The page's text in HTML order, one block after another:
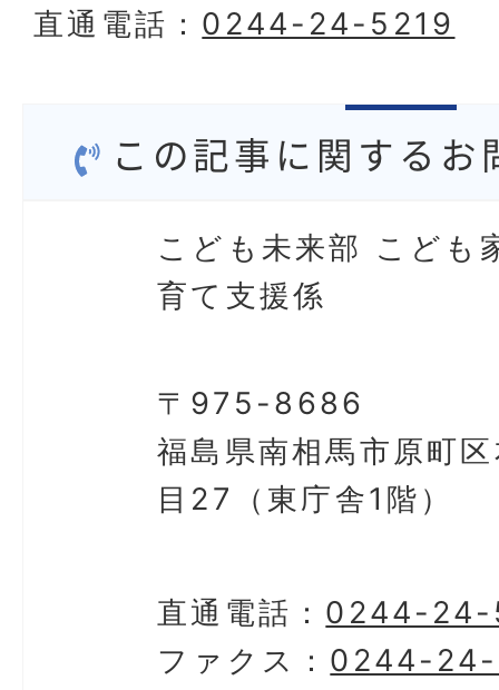
直通電話： 0244-24-5219
この記事に関するお
こども未来部 こども
育て支援係
〒975-8686
福島県南相馬市原町
目27（東庁舎1階）
直通電話： 0244-24-
ファクス： 0244-